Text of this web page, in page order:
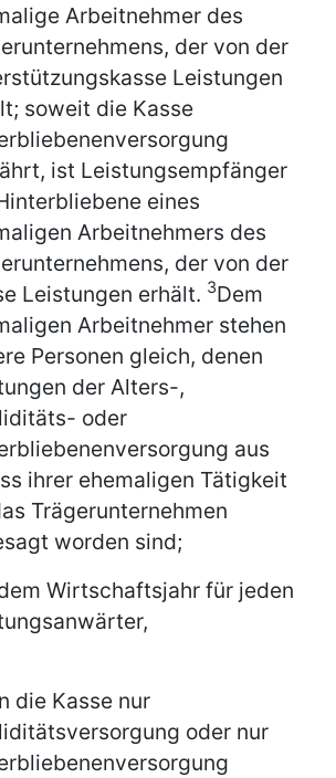
Arbeitnehmer des
der von der
Leistungen
soweit die Kasse
ist Leistungsempfänger
eines
Arbeitnehmers des
der von der
Leistungen erhält. 3Dem
Arbeitnehmer stehen
Personen gleich, denen
der Alters-,
oder
aus
ihrer ehemaligen Tätigkeit
Trägerunternehmen
worden sind;
Wirtschaftsjahr für jeden
die Kasse nur
oder nur